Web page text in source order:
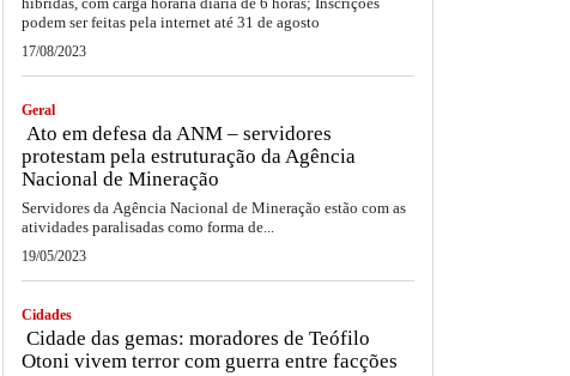
podem ser feitas pela internet até 31 de agosto
17/08/2023
Geral
Ato em defesa da ANM – servidores
protestam pela estruturação da Agência
Nacional de Mineração
Servidores da Agência Nacional de Mineração estão com as
atividades paralisadas como forma de...
19/05/2023
Cidades
Cidade das gemas: moradores de Teófilo
Otoni vivem terror com guerra entre facções